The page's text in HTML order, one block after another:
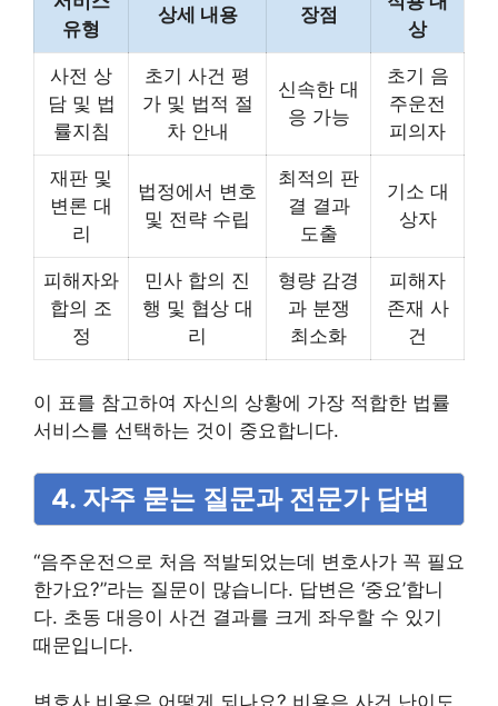
유형
상세 내용 장점
상
사전 상
담 및 법
률지침
초기 사건 평
가 및 법적 절
차 안내
신속한 대
응 가능
초기 음
주운전
피의자
재판 및
변론 대
리
법정에서 변호
및 전략 수립
최적의 판
결 결과
도출
기소 대
상자
피해자와
합의 조
정
민사 합의 진
행 및 협상 대
리
형량 감경
과 분쟁
최소화
피해자
존재 사
건
이 표를 참고하여 자신의 상황에 가장 적합한 법률
서비스를 선택하는 것이 중요합니다.
4. 자주 묻는 질문과 전문가 답변
“음주운전으로 처음 적발되었는데 변호사가 꼭 필요
한가요?”라는 질문이 많습니다. 답변은 ‘중요’합니
다. 초동 대응이 사건 결과를 크게 좌우할 수 있기
때문입니다.
변호사 비용은 어떻게 되나요? 비용은 사건 난이도